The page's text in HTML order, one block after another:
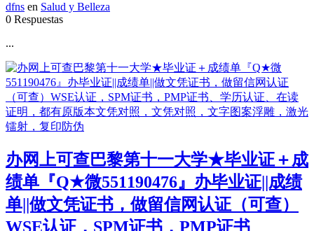
dfns en Salud y Belleza
0 Respuestas
...
办网上可查巴黎第十一大学★毕业证＋成
绩单『Q★微551190476』办毕业证||成绩
单||做文凭证书，做留信网认证（可查）
WSE认证，SPM证书，PMP证书